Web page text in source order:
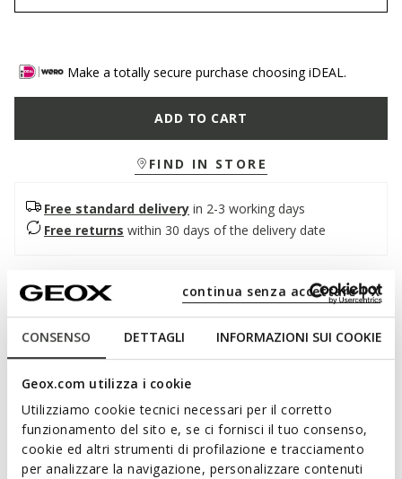
CONSENSO DETTAGLI INFORMAZIONI SUI COOKIE
Geox.com utilizza i cookie
Utilizziamo cookie tecnici necessari per il corretto
funzionamento del sito e, se ci fornisci il tuo consenso,
cookie ed altri strumenti di profilazione e tracciamento
per analizzare la navigazione, personalizzare contenuti
continua senza accettare | X
Make a totally secure purchase choosing iDEAL.
ADD TO CART
FIND IN STORE
Free standard delivery in 2-3 working days
Free returns within 30 days of the delivery date
Description
Women's slingback ballerina flat with a contemporary design
and refined charm. In this elegant light brown version, it
features a patent leather upper with clean, modern lines.
Breathable and comfortable, Giselda 15 combines comfort
ITEM CODE:D65YUB00066C6002
Features